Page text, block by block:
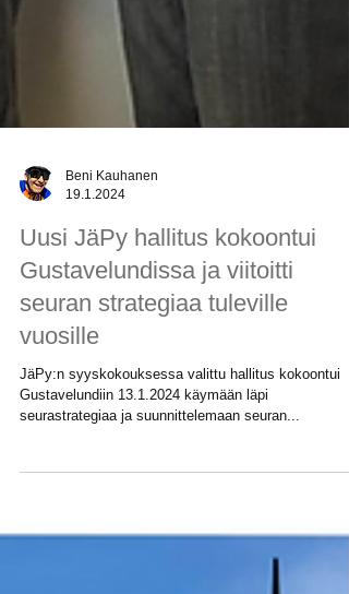
19.1.2024
Uusi JäPy hallitus kokoontui
Gustavelundissa ja viitoitti
seuran strategiaa tuleville
vuosille
JäPy:n syyskokouksessa valittu hallitus kokoontui